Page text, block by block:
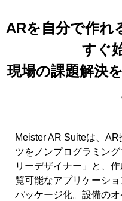
ARを自分で作れ
すぐ
現場の課題解決
Meister AR Suiteは、
ツをノンプログラミン
リーデザイナー」と、
覧可能なアプリケーシ
パッケージ化。設備の